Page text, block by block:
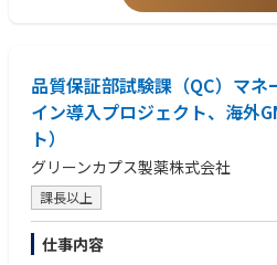
品質保証部試験課（QC）マネ
イン導入プロジェクト、海外
ト）
グリーンカプス製薬株式会社
課長以上
仕事内容